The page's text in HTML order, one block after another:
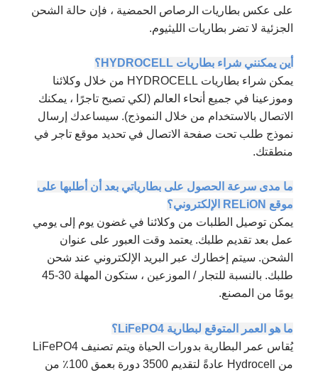
على عكس بطاريات الرصاص الحمضية ، فإن حالة الشحن
الجزئية لا تضر بطاريات الليثيوم.
أين يمكنني شراء بطاريات HYDROCELL؟
يمكن شراء بطاريات HYDROCELL من خلال وكلائنا
وموزعينا في جميع أنحاء العالم (لكي تصبح تاجرًا ، يمكنك
الاتصال بالاستخدام من خلال النموذج). سيساعدك إرسال
نموذج طلب تحت صفحة الاتصال في تحديد موقع تاجر في
منطقتك.
ما مدى سرعة الحصول على بطارياتي بعد أن أطلبها على
موقع RELiON الإلكتروني؟
يمكن توصيل الطلبات من وكلائنا في غضون يوم إلى يومي
عمل بعد تقديم طلبك. يعتمد وقت العبور على عنوان
الشحن. سيتم إخطارك عبر البريد الإلكتروني عند شحن
طلبك. بالنسبة للتجار / الموزعين ، ستكون المهلة 30-45
يومًا من المصنع.
ما هو العمر المتوقع لبطارية LiFePO4؟
يُقاس عمر البطارية بدورات الحياة ويتم تصنيف LiFePO4
من Hydrocell عادةً لتقديم 3500 دورة بعمق 100٪ من